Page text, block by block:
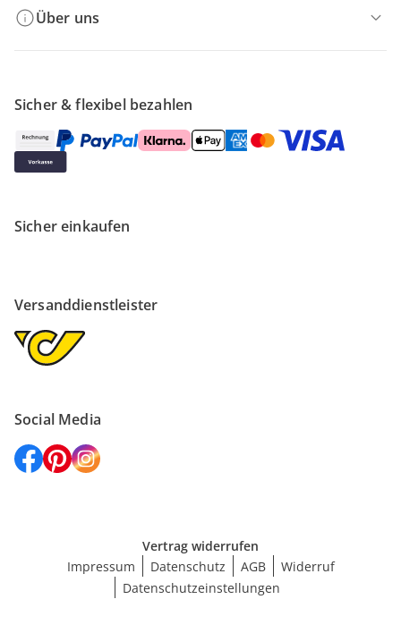
Über uns
Sicher & flexibel bezahlen
Sicher einkaufen
Versanddienstleister
Social Media
Vertrag widerrufen
Impressum
Datenschutz AGB
Widerruf
Datenschutzeinstellungen